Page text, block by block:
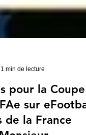
1 min de lecture